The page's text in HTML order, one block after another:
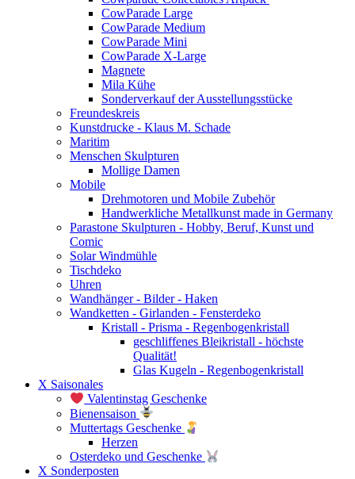
CowParade Large
CowParade Medium
CowParade Mini
CowParade X-Large
Magnete
Mila Kühe
Sonderverkauf der Ausstellungsstücke
Freundeskreis
Kunstdrucke - Klaus M. Schade
Maritim
Menschen Skulpturen
Mollige Damen
Mobile
Drehmotoren und Mobile Zubehör
Handwerkliche Metallkunst made in Germany
Parastone Skulpturen - Hobby, Beruf, Kunst und
Comic
Solar Windmühle
Tischdeko
Uhren
Wandhänger - Bilder - Haken
Wandketten - Girlanden - Fensterdeko
Kristall - Prisma - Regenbogenkristall
geschliffenes Bleikristall - höchste
Qualität!
Glas Kugeln - Regenbogenkristall
X Saisonales
Valentinstag Geschenke
Bienensaison
Muttertags Geschenke
Herzen
Osterdeko und Geschenke
X Sonderposten